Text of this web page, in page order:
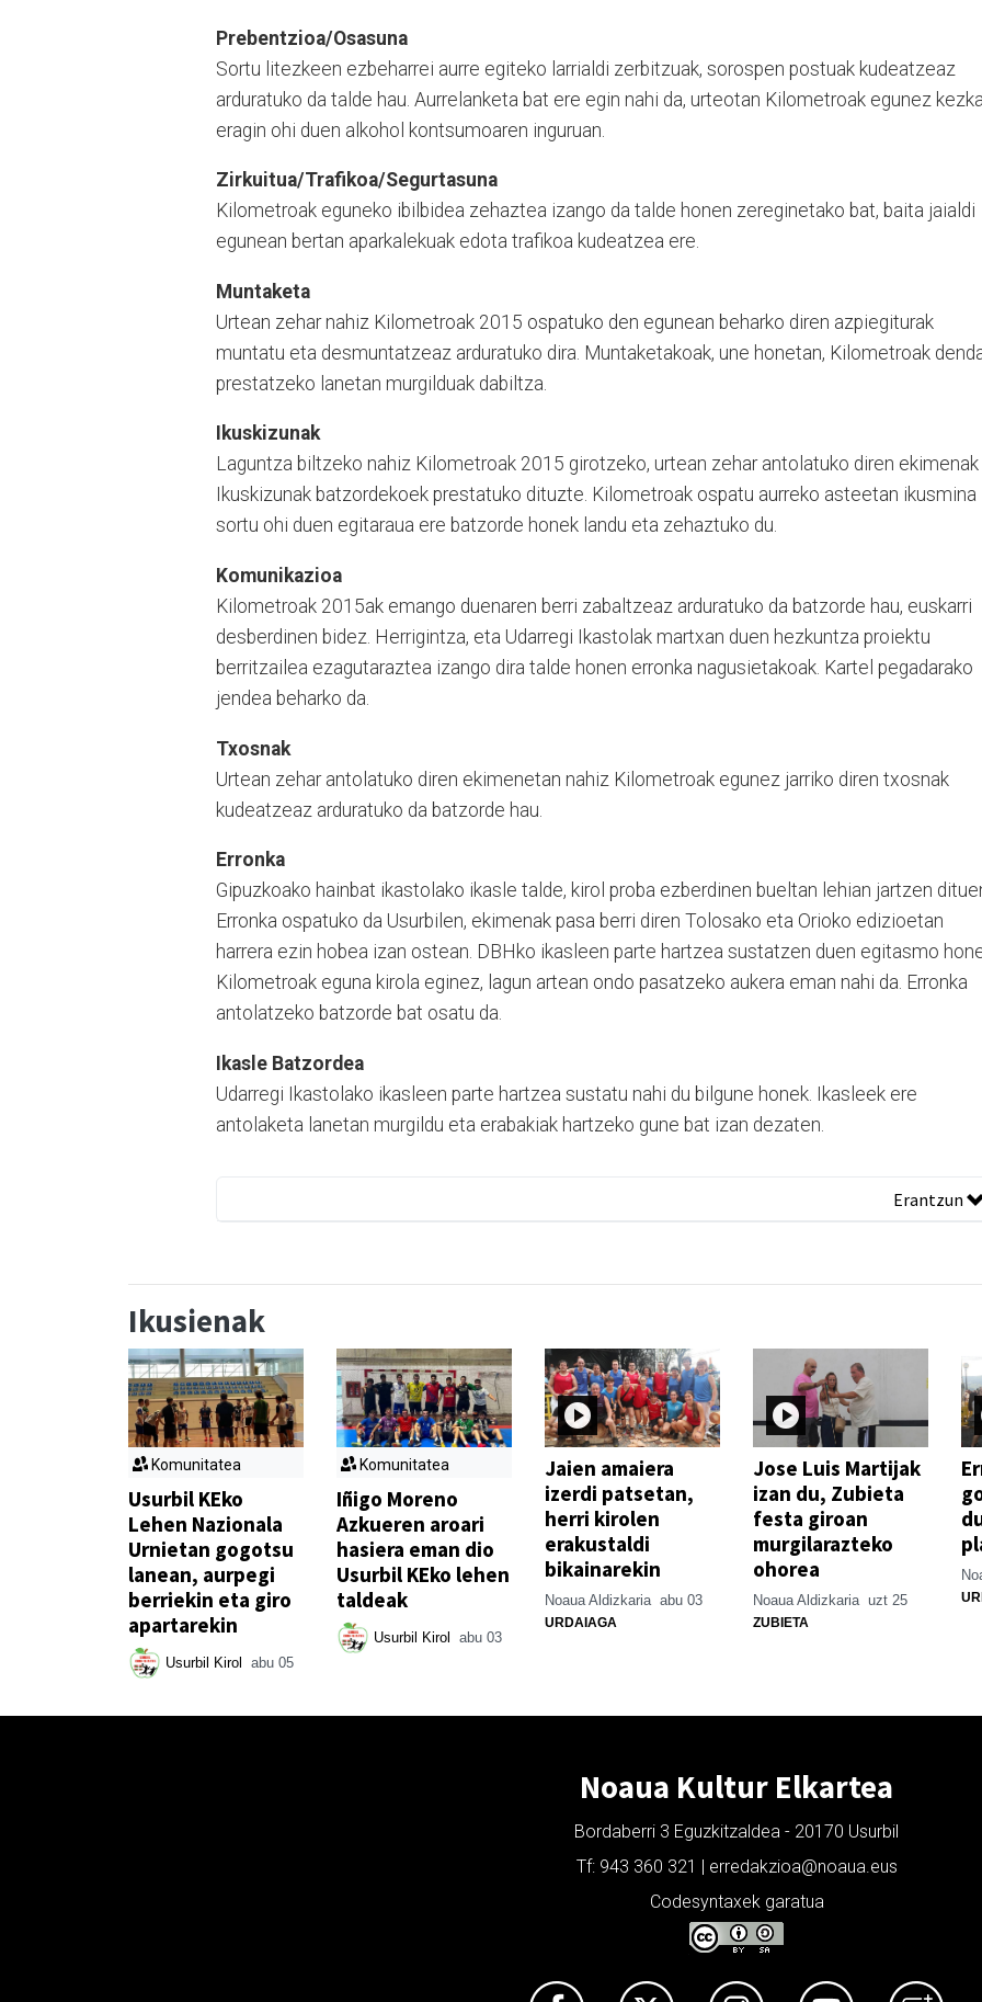
Prebentzioa/Osasuna
Sortu litezkeen ezbeharrei aurre egiteko larrialdi zerbitzuak, sorospen postuak kudeatzeaz
arduratuko da talde hau. Aurrelanketa bat ere egin nahi da, urteotan Kilometroak egunez
eragin ohi duen alkohol kontsumoaren inguruan.
Zirkuitua/Trafikoa/Segurtasuna
Kilometroak eguneko ibilbidea zehaztea izango da talde honen zereginetako bat, baita jaialdi
egunean bertan aparkalekuak edota trafikoa kudeatzea ere.
Muntaketa
Urtean zehar nahiz Kilometroak 2015 ospatuko den egunean beharko diren azpiegiturak
muntatu eta desmuntatzeaz arduratuko dira. Muntaketakoak, une honetan, Kilometroak
prestatzeko lanetan murgilduak dabiltza.
Ikuskizunak
Laguntza biltzeko nahiz Kilometroak 2015 girotzeko, urtean zehar antolatuko diren ekimenak
Ikuskizunak batzordekoek prestatuko dituzte. Kilometroak ospatu aurreko asteetan ikusmina
sortu ohi duen egitaraua ere batzorde honek landu eta zehaztuko du.
Komunikazioa
Kilometroak 2015ak emango duenaren berri zabaltzeaz arduratuko da batzorde hau, euskarri
desberdinen bidez. Herrigintza, eta Udarregi Ikastolak martxan duen hezkuntza proiektu
berritzailea ezagutaraztea izango dira talde honen erronka nagusietakoak. Kartel pegadarako
jendea beharko da.
Txosnak
Urtean zehar antolatuko diren ekimenetan nahiz Kilometroak egunez jarriko diren txosnak
kudeatzeaz arduratuko da batzorde hau.
Erronka
Gipuzkoako hainbat ikastolako ikasle talde, kirol proba ezberdinen bueltan lehian jartzen
Erronka ospatuko da Usurbilen, ekimenak pasa berri diren Tolosako eta Orioko edizioetan
harrera ezin hobea izan ostean. DBHko ikasleen parte hartzea sustatzen duen egitasmo
Kilometroak eguna kirola eginez, lagun artean ondo pasatzeko aukera eman nahi da. Erronka
antolatzeko batzorde bat osatu da.
Ikasle Batzordea
Udarregi Ikastolako ikasleen parte hartzea sustatu nahi du bilgune honek. Ikasleek ere
antolaketa lanetan murgildu eta erabakiak hartzeko gune bat izan dezaten.
Erantzun
Ikusienak
Komunitatea
Usurbil KEko
Lehen Nazionala
Urnietan gogotsu
lanean, aurpegi
berriekin eta giro
apartarekin
Usurbil Kirol abu 05
Komunitatea
Iñigo Moreno
Azkueren aroari
hasiera eman dio
Usurbil KEko lehen
taldeak
Usurbil Kirol abu 03
Jaien amaiera
izerdi patsetan,
herri kirolen
erakustaldi
bikainarekin
Noaua Aldizkaria abu 03
URDAIAGA
Jose Luis Martijak
izan du, Zubieta
festa giroan
murgilarazteko
ohorea
Noaua Aldizkaria uzt 25
ZUBIETA
Noaua Kultur Elkartea
Bordaberri 3 Eguzkitzaldea - 20170 Usurbil
Tf: 943 360 321 | erredakzioa@noaua.eus
Codesyntaxek garatua